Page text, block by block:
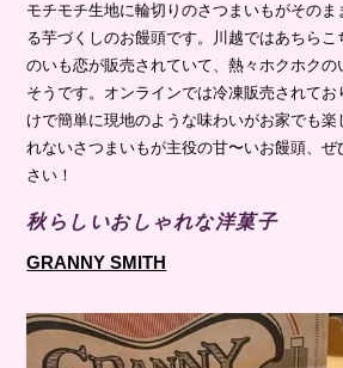
モチモチ生地に輪切りのさつまいもがその
る芋づくしのお饅頭です。川越ではあちら
のいも恋が販売されていて、熱々ホクホク
そうです。オンラインでは冷凍販売されて
けで簡単に現地のような味わいがお家でも
れないさつまいもが主役の甘〜いお饅頭、
さい！
秋らしいおしゃれな洋菓子
GRANNY SMITH